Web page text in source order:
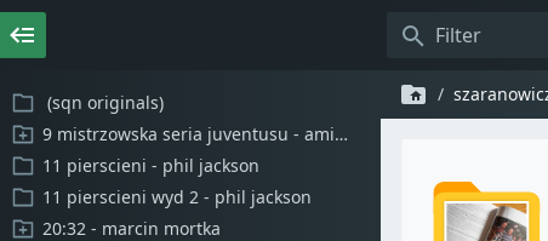
(sqn originals)
9 mistrzowska seria juventusu - amici sportivi
11 pierscieni - phil jackson
11 pierscieni wyd 2 - phil jackson
20:32 - marcin mortka